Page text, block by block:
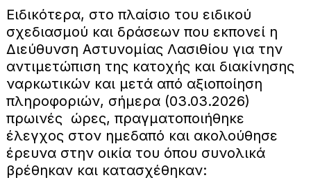
Ειδικότερα, στο πλαίσιο του ειδικού
σχεδιασμού και δράσεων που εκπονεί η
Διεύθυνση Αστυνομίας Λασιθίου για την
αντιμετώπιση της κατοχής και διακίνησης
ναρκωτικών και μετά από αξιοποίηση
πληροφοριών, σήμερα (03.03.2026)
πρωινές ώρες, πραγματοποιήθηκε
έλεγχος στον ημεδαπό και ακολούθησε
έρευνα στην οικία του όπου συνολικά
βρέθηκαν και κατασχέθηκαν: